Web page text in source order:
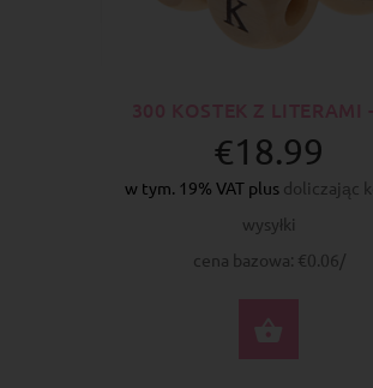
€18.99
w tym. 19% VAT plus doliczając
wysyłki
cena bazowa: €0.06/